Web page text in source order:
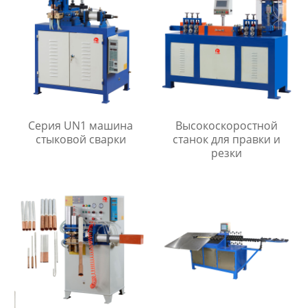
Серия UN1 машина
стыковой сварки
Высокоскоростной
станок для правки и
резки